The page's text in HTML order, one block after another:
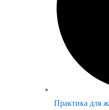
Практика для